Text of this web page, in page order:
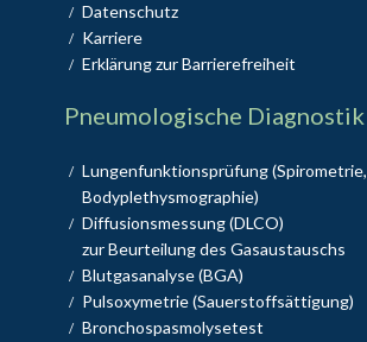
/ Datenschutz
/ Karriere
/ Erklärung zur Barrierefreiheit
Pneumologische Diagnostik
/ Lungenfunktionsprüfung (Spirometrie,
Bodyplethysmographie)
/ Diffusionsmessung (DLCO)
zur Beurteilung des Gasaustauschs
/ Blutgasanalyse (BGA)
/ Pulsoxymetrie (Sauerstoffsättigung)
/ Bronchospasmolysetest